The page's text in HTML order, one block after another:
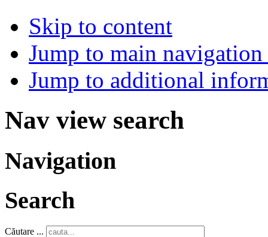
Skip to content
Jump to main
Jump to additional
Nav view search
Navigation
Search
Căutare ...